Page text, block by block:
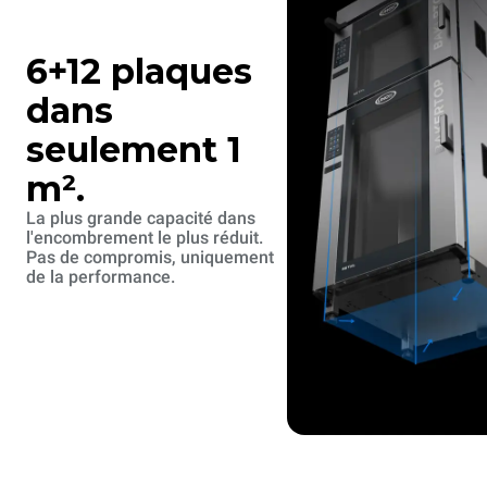
6+12 plaques
dans
seulement 1
m².
La plus grande capacité dans
l'encombrement le plus réduit.
Pas de compromis, uniquement
de la performance.